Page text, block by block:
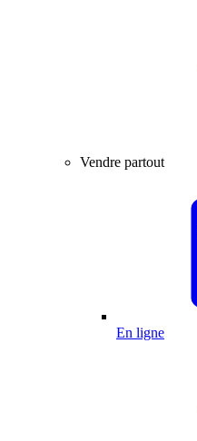
Vendre partout
En ligne